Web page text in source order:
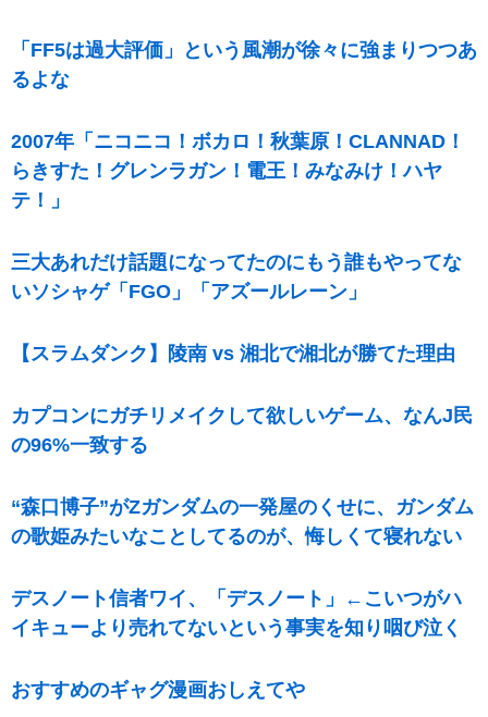
「FF5は過大評価」という風潮が徐々に強まりつつあ
るよな
2007年「ニコニコ！ボカロ！秋葉原！CLANNAD！
らきすた！グレンラガン！電王！みなみけ！ハヤ
テ！」
三大あれだけ話題になってたのにもう誰もやってな
いソシャゲ「FGO」「アズールレーン」
【スラムダンク】陵南 vs 湘北で湘北が勝てた理由
カプコンにガチリメイクして欲しいゲーム、なんJ民
の96%一致する
“森口博子”がZガンダムの一発屋のくせに、ガンダム
の歌姫みたいなことしてるのが、悔しくて寝れない
デスノート信者ワイ、「デスノート」←こいつがハ
イキューより売れてないという事実を知り咽び泣く
おすすめのギャグ漫画おしえてや